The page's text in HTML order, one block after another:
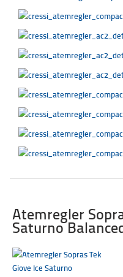
Atemregler
Saturno